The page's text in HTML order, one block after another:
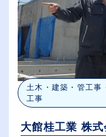
土木・建築・管工事
工事
大館桂工業 株式